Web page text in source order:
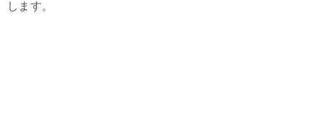
します。